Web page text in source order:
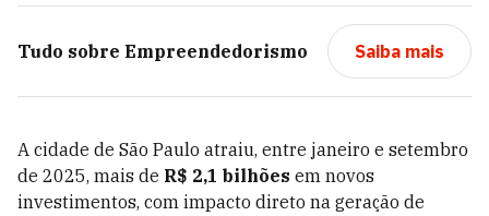
Tudo sobre Empreendedorismo Saiba mais
A cidade de São Paulo atraiu, entre janeiro e setembro
de 2025, mais de R$ 2,1 bilhões em novos
investimentos, com impacto direto na geração de